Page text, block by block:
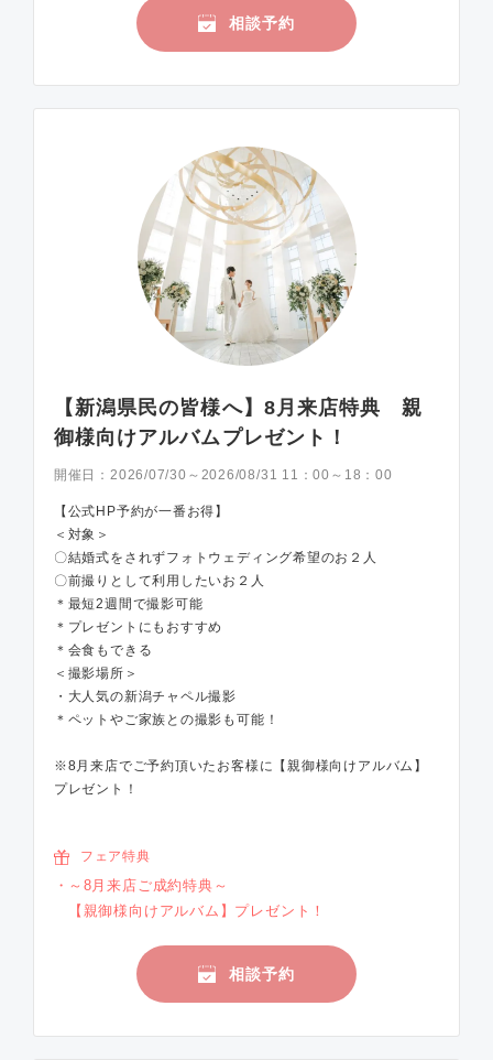
相談予約
【新潟県民の皆様へ】8月来店特典 親
御様向けアルバムプレゼント！
開催日： 2026/07/30～2026/08/31 11：00～18：00
【公式HP予約が一番お得】
＜対象＞
〇結婚式をされずフォトウェディング希望のお２人
〇前撮りとして利用したいお２人
＊最短2週間で撮影可能
＊プレゼントにもおすすめ
＊会食もできる
＜撮影場所＞
・大人気の新潟チャペル撮影
＊ペットやご家族との撮影も可能！
※8月来店でご予約頂いたお客様に【親御様向けアルバム】
プレゼント！
フェア特典
～8月来店ご成約特典～
【親御様向けアルバム】プレゼント！
相談予約